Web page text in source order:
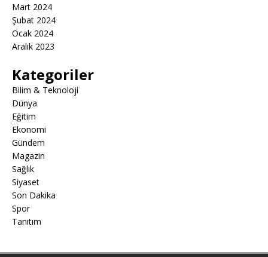
Mart 2024
Şubat 2024
Ocak 2024
Aralık 2023
Kategoriler
Bilim & Teknoloji
Dünya
Eğitim
Ekonomi
Gündem
Magazin
Sağlık
Siyaset
Son Dakika
Spor
Tanıtım